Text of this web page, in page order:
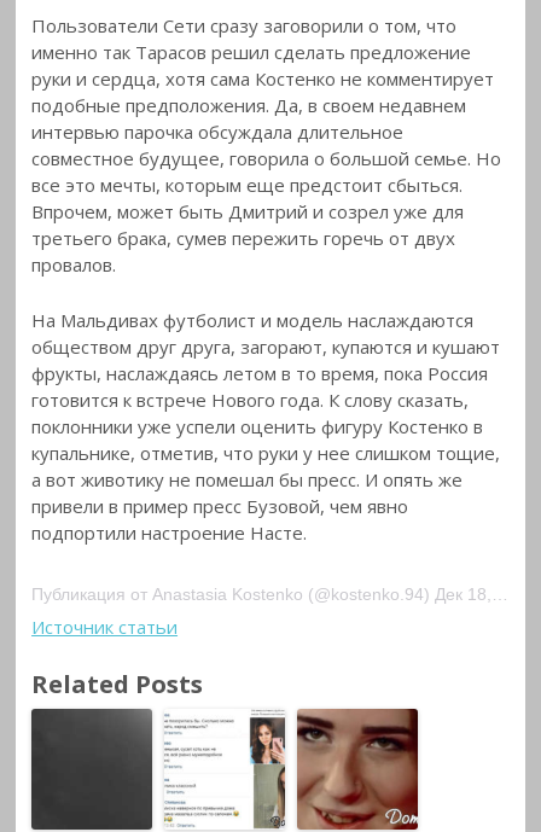
Пользователи Сети сразу заговорили о том, что
именно так Тарасов решил сделать предложение
руки и сердца, хотя сама Костенко не комментирует
подобные предположения. Да, в своем недавнем
интервью парочка обсуждала длительное
совместное будущее, говорила о большой семье. Но
все это мечты, которым еще предстоит сбыться.
Впрочем, может быть Дмитрий и созрел уже для
третьего брака, сумев пережить горечь от двух
провалов.
На Мальдивах футболист и модель наслаждаются
обществом друг друга, загорают, купаются и кушают
фрукты, наслаждаясь летом в то время, пока Россия
готовится к встрече Нового года. К слову сказать,
поклонники уже успели оценить фигуру Костенко в
купальнике, отметив, что руки у нее слишком тощие,
а вот животику не помешал бы пресс. И опять же
привели в пример пресс Бузовой, чем явно
подпортили настроение Насте.
Публикация от Anastasia Kostenko (@kostenko.94) Дек 18, 2017 at 12:55 PST
Источник статьи
Related Posts